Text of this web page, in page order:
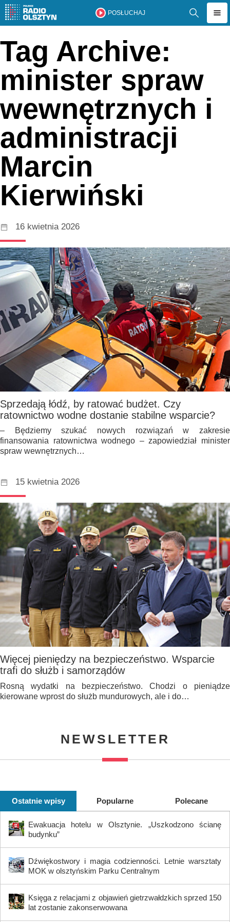
POSŁUCHAJ
Tag Archive:
minister spraw
wewnętrznych i
administracji
Marcin
Kierwiński
16 kwietnia 2026
Sprzedają łódź, by ratować budżet. Czy
ratownictwo wodne dostanie stabilne wsparcie?
– Będziemy szukać nowych rozwiązań w zakresie
finansowania ratownictwa wodnego – zapowiedział minister
spraw wewnętrznych…
15 kwietnia 2026
Więcej pieniędzy na bezpieczeństwo. Wsparcie
trafi do służb i samorządów
Rosną wydatki na bezpieczeństwo. Chodzi o pieniądze
kierowane wprost do służb mundurowych, ale i do…
NEWSLETTER
Ostatnie wpisy Popularne Polecane
Ewakuacja hotelu w Olsztynie. „Uszkodzono ścianę
budynku”
Dźwiękostwory i magia codzienności. Letnie warsztaty
MOK w olsztyńskim Parku Centralnym
Księga z relacjami z objawień gietrzwałdzkich sprzed 150
lat zostanie zakonserwowana